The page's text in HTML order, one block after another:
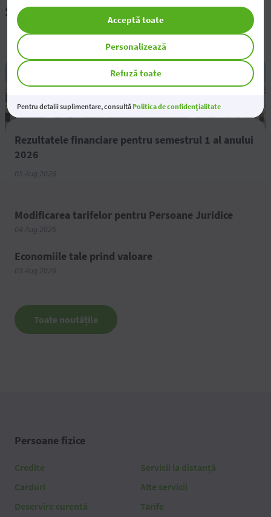
Știri și evenimente
Rezultatele financiare pentru semestrul 1 al anului
2026
05 Aug 2026
Modificarea tarifelor pentru Persoane Juridice
04 Aug 2026
Economiile tale prind valoare
03 Aug 2026
Toate noutățile
Persoane fizice
Credite
Carduri
Deservire curentă
Servicii la distanță
Alte servicii
Tarife
Refuză toate
Personalizează
Acceptă toate
Pentru detalii suplimentare, consultă Politica de confidențialitate